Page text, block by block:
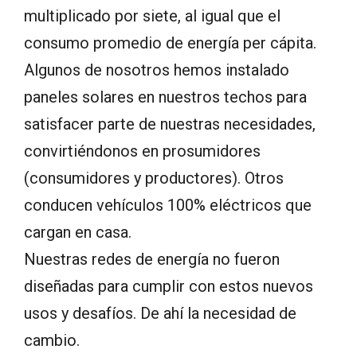
multiplicado por siete, al igual que el
consumo promedio de energía per cápita.
Algunos de nosotros hemos instalado
paneles solares en nuestros techos para
satisfacer parte de nuestras necesidades,
convirtiéndonos en prosumidores
(consumidores y productores). Otros
conducen vehículos 100% eléctricos que
cargan en casa.
Nuestras redes de energía no fueron
diseñadas para cumplir con estos nuevos
usos y desafíos. De ahí la necesidad de
cambio.